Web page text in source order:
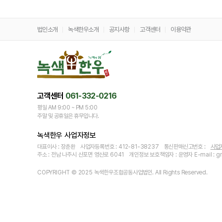
법인소개 녹색한우소개 공지사항 고객센터 이용약관
고객센터 061‑332‑0216
평일 AM 9:00 ~ PM 5:00
주말 및 공휴일은 휴무입니다.
녹색한우 사업자정보
대표이사 : 장춘환 사업자등록번호 : 412-81-38237 통신판매신고번호 :
사업
주소 : 전남 나주시 산포면 영산로 6041
개인정보 보호책임자 : 운영자 E-mail :
COPYRIGHT © 2025 녹색한우조합공동사업법인. All Rights Reserved.